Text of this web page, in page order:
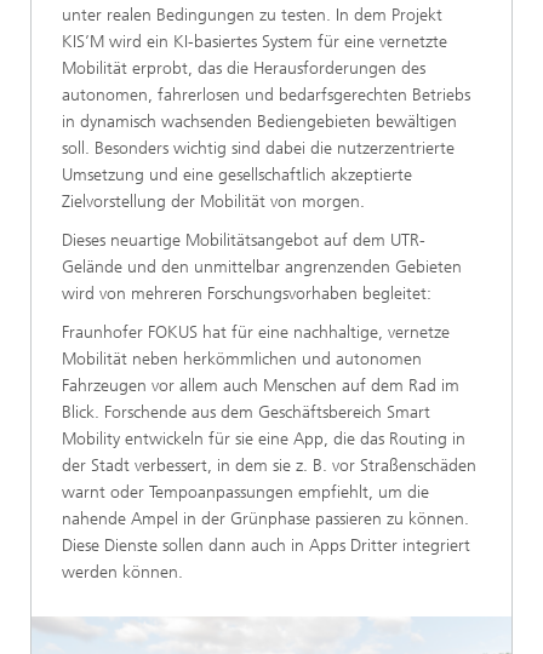
unter realen Bedingungen zu testen. In dem Projekt
KIS’M wird ein KI-basiertes System für eine vernetzte
Mobilität erprobt, das die Herausforderungen des
autonomen, fahrerlosen und bedarfsgerechten Betriebs
in dynamisch wachsenden Bediengebieten bewältigen
soll. Besonders wichtig sind dabei die nutzerzentrierte
Umsetzung und eine gesellschaftlich akzeptierte
Zielvorstellung der Mobilität von morgen.
Dieses neuartige Mobilitätsangebot auf dem UTR-
Gelände und den unmittelbar angrenzenden Gebieten
wird von mehreren Forschungsvorhaben begleitet:
Fraunhofer FOKUS hat für eine nachhaltige, vernetze
Mobilität neben herkömmlichen und autonomen
Fahrzeugen vor allem auch Menschen auf dem Rad im
Blick. Forschende aus dem Geschäftsbereich Smart
Mobility entwickeln für sie eine App, die das Routing in
der Stadt verbessert, in dem sie z. B. vor Straßenschäden
warnt oder Tempoanpassungen empfiehlt, um die
nahende Ampel in der Grünphase passieren zu können.
Diese Dienste sollen dann auch in Apps Dritter integriert
werden können.